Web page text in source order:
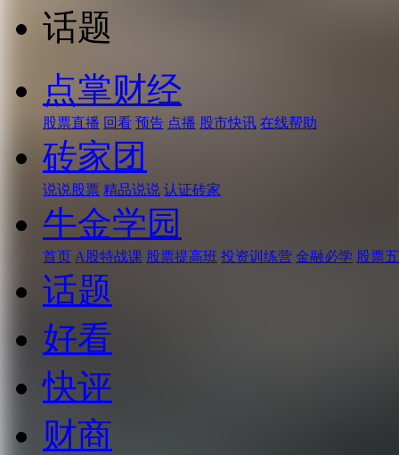
话题
点掌财经
股票直播 回看 预告 点播 股市快讯 在线帮助
砖家团
说说股票 精品说说 认证砖家
牛金学园
首页 A股特战课 股票提高班 投资训练营 金融必学 股票
话题
好看
快评
财商